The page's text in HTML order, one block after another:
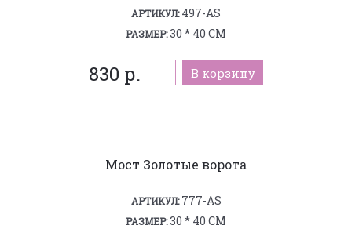
АРТИКУЛ:497-AS
РАЗМЕР:30 * 40 СМ
830 р. В корзину
Мост Золотые ворота
АРТИКУЛ:777-AS
РАЗМЕР:30 * 40 СМ